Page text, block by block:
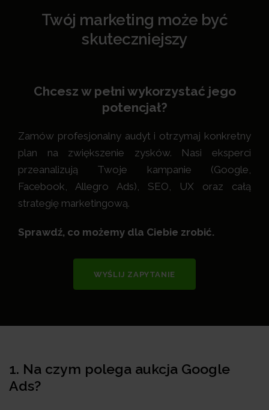
Twój marketing może być
skuteczniejszy
Chcesz w pełni wykorzystać jego
potencjał?
Zamów profesjonalny audyt i otrzymaj konkretny
plan na zwiększenie zysków. Nasi eksperci
przeanalizują Twoje kampanie (Google,
Facebook, Allegro Ads), SEO, UX oraz całą
strategię marketingową.
Sprawdź, co możemy dla Ciebie zrobić.
WYŚLIJ ZAPYTANIE
1. Na czym polega aukcja Google
Ads?